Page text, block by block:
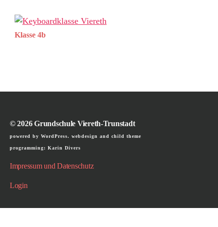
Klasse 4b
© 2026Grundschule Viereth-Trunstadt
powered by WordPress. webdesign and child theme
programming: Karin Divers
Impressum und Datenschutz
Login